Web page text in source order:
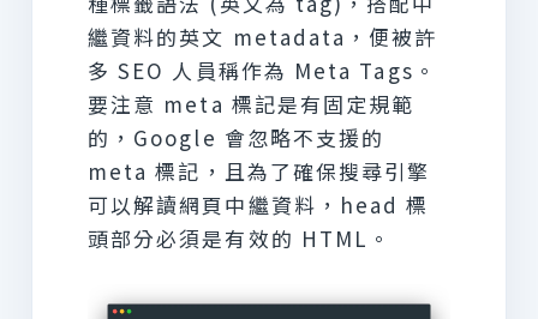
繼資料的英文 metadata，便被許
多 SEO 人員稱作為 Meta Tags。
要注意 meta 標記是有固定規範
的，Google 會忽略不支援的
meta 標記，且為了確保搜尋引擎
可以解讀網頁中繼資料，head 標
頭部分必須是有效的 HTML。